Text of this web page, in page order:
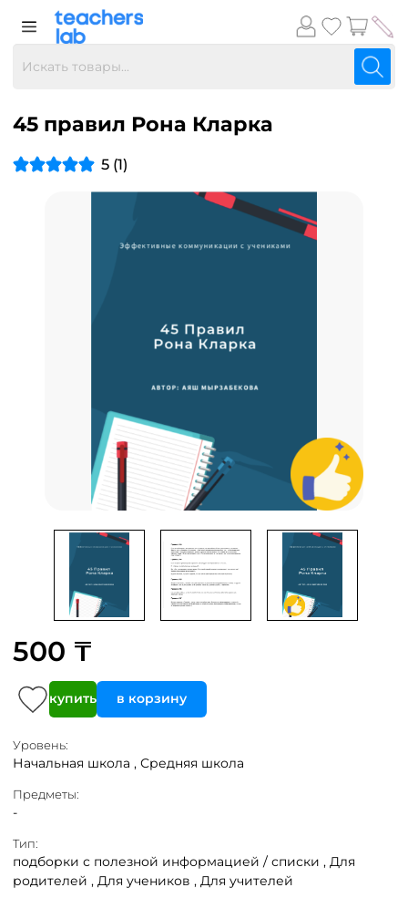
45 правил Рона Кларка
5 (1)
500 ₸
купить в корзину
Уровень:
Начальная школа , Средняя школа
Предметы:
-
Тип:
подборки с полезной информацией / списки , Для
родителей , Для учеников , Для учителей